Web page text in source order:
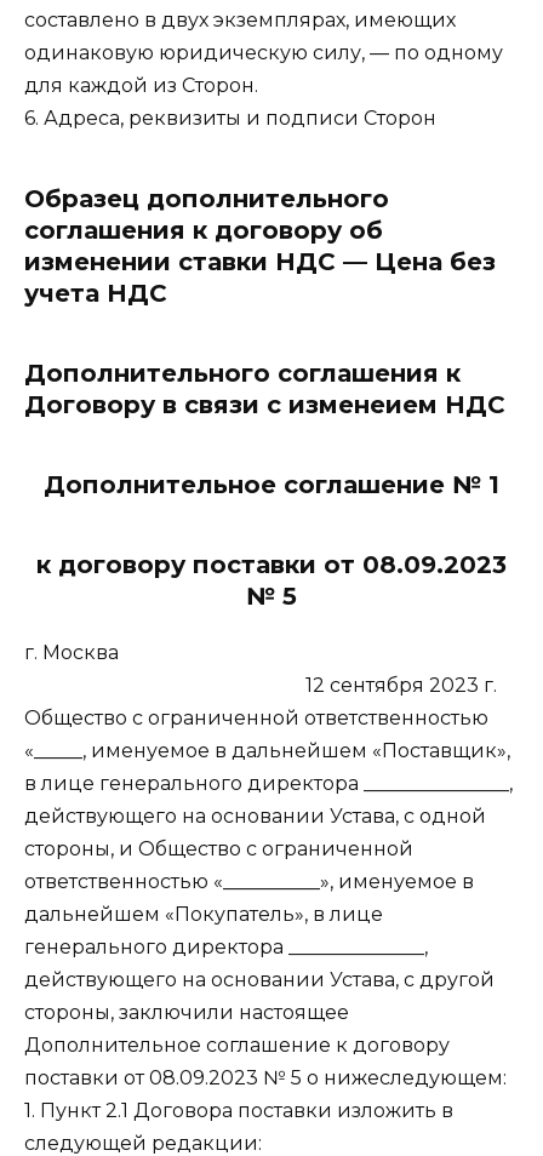
составлено в двух экземплярах, имеющих
одинаковую юридическую силу, — по одному
для каждой из Сторон.
6. Адреса, реквизиты и подписи Сторон
Образец дополнительного
соглашения к договору об
изменении ставки НДС — Цена без
учета НДС
Дополнительного соглашения к
Договору в связи с изменеием НДС
Дополнительное соглашение № 1
к договору поставки от 08.09.2023
№ 5
г. Москва
12 сентября 2023 г.
Общество с ограниченной ответственностью
«_____, именуемое в дальнейшем «Поставщик»,
в лице генерального директора _______________,
действующего на основании Устава, с одной
стороны, и Общество с ограниченной
ответственностью «__________», именуемое в
дальнейшем «Покупатель», в лице
генерального директора ______________,
действующего на основании Устава, с другой
стороны, заключили настоящее
Дополнительное соглашение к договору
поставки от 08.09.2023 № 5 о нижеследующем:
1. Пункт 2.1 Договора поставки изложить в
следующей редакции: